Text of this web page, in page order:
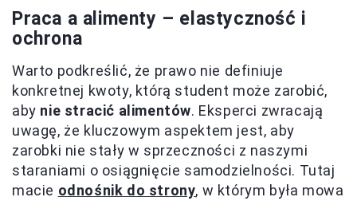
Praca a alimenty – elastyczność i
ochrona
Warto podkreślić, że prawo nie definiuje
konkretnej kwoty, którą student może zarobić,
aby nie stracić alimentów. Eksperci zwracają
uwagę, że kluczowym aspektem jest, aby
zarobki nie stały w sprzeczności z naszymi
staraniami o osiągnięcie samodzielności. Tutaj
macie odnośnik do strony, w którym była mowa